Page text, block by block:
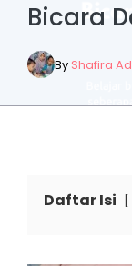
Bicara
By Shafira
Daftar Isi